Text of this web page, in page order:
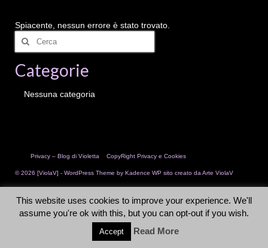
Contatto
Spiacente, nessun errore è stato trovato.
Cerca:
Categorie
Nessuna categoria
Privacy – Blog di Violetta CopyRight Privacy e Cookies
© 2026 [ViolaV] - WordPress Theme by Kadence WP sito creato da Arte ViolaV
This website uses cookies to improve your experience. We'll
assume you're ok with this, but you can opt-out if you wish.
Accept Read More